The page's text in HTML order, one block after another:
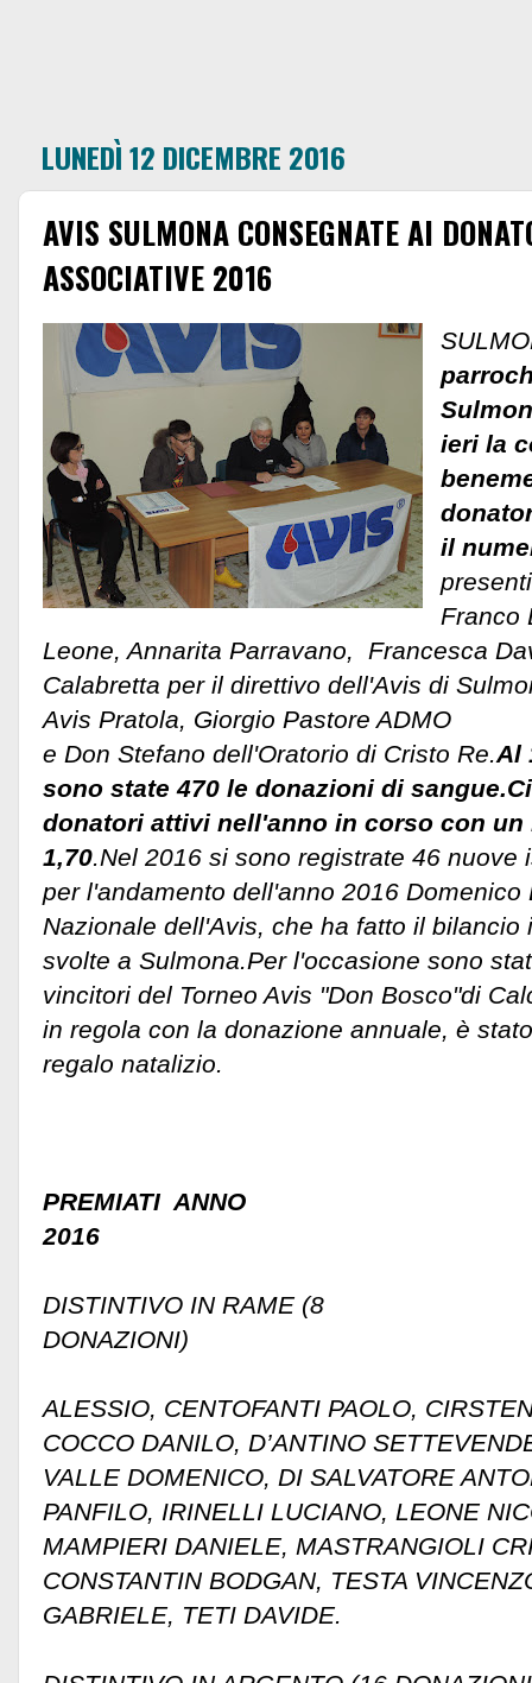
LUNEDÌ 12 DICEMBRE 2016
AVIS SULMONA CONSEGNATE AI
ASSOCIATIVE 2016
ieri la
il
Franco
Leone, Annarita Parravano, Francesca
Calabretta per il direttivo dell'Avis di
Avis Pratola, Giorgio Pastore ADMO
e Don Stefano dell'Oratorio di Cristo Re.Al
sono state 470 le donazioni di
donatori attivi nell'anno in corso con
1,70.Nel 2016 si sono registrate 46 nuove
per l'andamento dell'anno 2016 Domenico
Nazionale dell'Avis, che ha fatto il bilancio
svolte a Sulmona.Per l'occasione sono
vincitori del Torneo Avis "Don Bosco"di
in regola con la donazione annuale, è
regalo natalizio.
PREMIATI ANNO
2016
DISTINTIVO IN RAME (8
ALESSIO, CENTOFANTI PAOLO,
COCCO DANILO, D’ANTINO
VALLE DOMENICO, DI SALVATORE
PANFILO, IRINELLI LUCIANO, LEONE
MAMPIERI DANIELE, MASTRANGIOLI
CONSTANTIN BODGAN, TESTA
GABRIELE, TETI DAVIDE.